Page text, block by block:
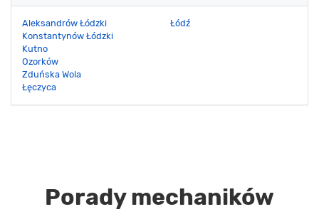
Aleksandrów Łódzki
Konstantynów Łódzki
Kutno
Ozorków
Zduńska Wola
Łęczyca
Łódź
Porady mechaników